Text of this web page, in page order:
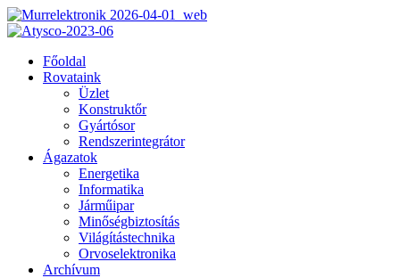
Főoldal
Rovataink
Üzlet
Konstruktőr
Gyártósor
Rendszerintegrátor
Ágazatok
Energetika
Informatika
Járműipar
Minőségbiztosítás
Világítástechnika
Orvoselektronika
Archívum